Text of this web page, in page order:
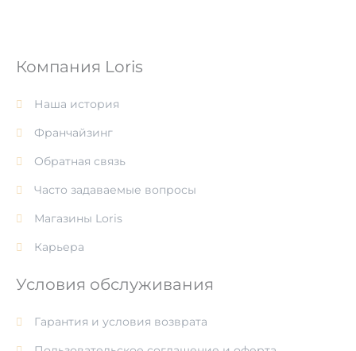
Компания Loris
Наша история
Франчайзинг
Обратная связь
Часто задаваемые вопросы
Магазины Loris
Карьера
Условия обслуживания
Гарантия и условия возврата